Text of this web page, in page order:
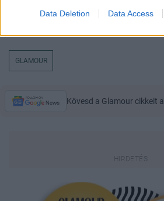
Data Deletion Data Access
GLAMOUR
Kövesd a Glamour cikkeit a